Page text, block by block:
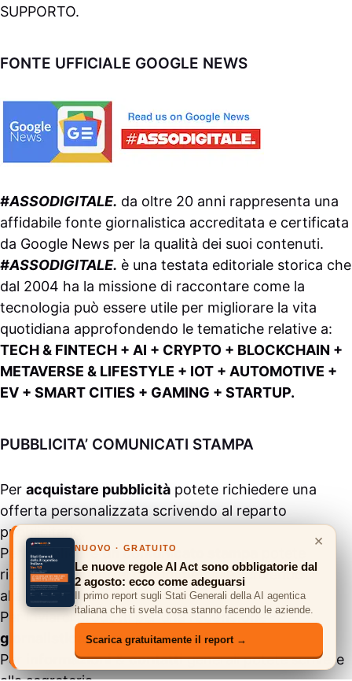
SUPPORTO.
FONTE UFFICIALE GOOGLE NEWS
#ASSODIGITALE. da oltre 20 anni rappresenta una
affidabile fonte giornalistica accreditata e certificata
da Google News per la qualità dei suoi contenuti.
#ASSODIGITALE. è una testata editoriale storica che
dal 2004 ha la missione di raccontare come la
tecnologia può essere utile per migliorare la vita
quotidiana approfondendo le tematiche relative a:
TECH & FINTECH + AI + CRYPTO + BLOCKCHAIN +
METAVERSE & LIFESTYLE + IOT + AUTOMOTIVE +
EV + SMART CITIES + GAMING + STARTUP.
PUBBLICITA’ COMUNICATI STAMPA
Per acquistare pubblicità potete richiedere una
offerta personalizzata scrivendo al reparto
pubblicitario
Per
pubblicare un comunicato stampa
richiedere una offerta commerciale scrivendo
alla
redazione.
Per inviarci prodotti per unarecensione
giornalistica potete scrivere QUI
Per
informazioni&contattigenerali potete scrivere
×
NUOVO · GRATUITO
Le nuove regole AI Act sono obbligatorie dal
2 agosto: ecco come adeguarsi
Il primo report sugli Stati Generali della AI agentica
italiana che ti svela cosa stanno facendo le aziende.
Scarica gratuitamente il report →